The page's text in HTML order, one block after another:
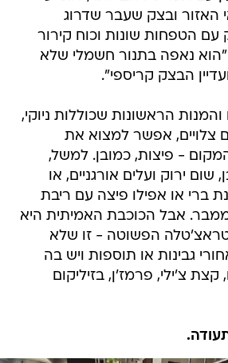
האזור ובצק שעבר שדרוג
הטפחות שונות וכוח קירור
נאפה בתנור חשמלי שלא
הבצק קריספי".
הראשונות שכוללות ניוקי,
צלויים, אפשר למצוא את
- פיצות, כמובן. למשל,
שום ירוק ועלים אורגניים, או
ברי או אפילו פיצה עם ריבת
אבל הכוכבת האמיתית היא
הפשוטה - זו שלא
גבינות או תוספות ויש בה
קצת צ'ילי, פרמז'ן, בזיליקום